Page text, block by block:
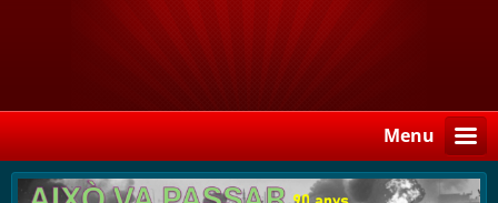
Menu